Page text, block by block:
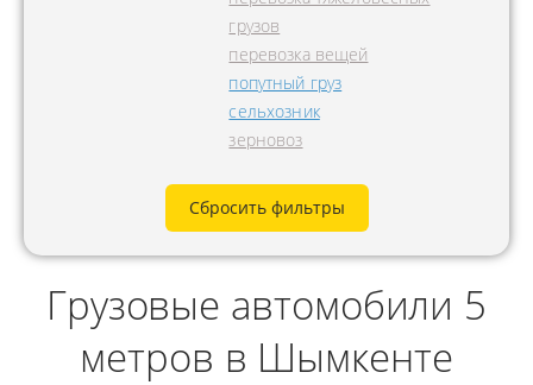
грузов
перевозка вещей
попутный груз
сельхозник
зерновоз
Сбросить фильтры
Грузовые автомобили 5
метров в Шымкенте